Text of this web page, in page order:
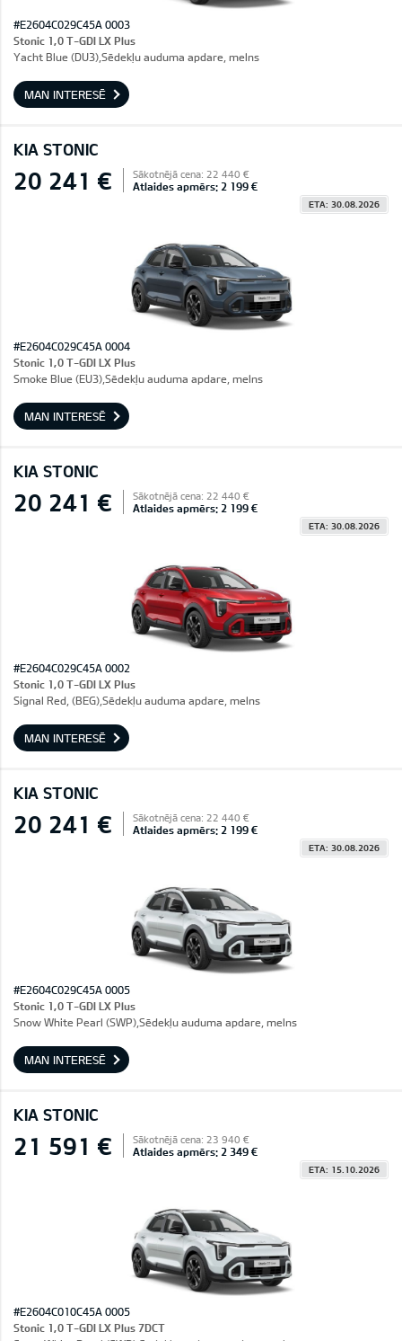
#E2604C029C45A 0003
Stonic 1,0 T-GDI LX Plus
Yacht Blue (DU3),Sēdekļu auduma apdare, melns
MAN INTERESĒ
KIA STONIC
20 241 € Sākotnējā cena: 22 440 €
Atlaides apmērs: 2 199 €
ETA: 30.08.2026
#E2604C029C45A 0004
Stonic 1,0 T-GDI LX Plus
Smoke Blue (EU3),Sēdekļu auduma apdare, melns
MAN INTERESĒ
KIA STONIC
20 241 € Sākotnējā cena: 22 440 €
Atlaides apmērs: 2 199 €
ETA: 30.08.2026
#E2604C029C45A 0002
Stonic 1,0 T-GDI LX Plus
Signal Red, (BEG),Sēdekļu auduma apdare, melns
MAN INTERESĒ
KIA STONIC
20 241 € Sākotnējā cena: 22 440 €
Atlaides apmērs: 2 199 €
ETA: 30.08.2026
#E2604C029C45A 0005
Stonic 1,0 T-GDI LX Plus
Snow White Pearl (SWP),Sēdekļu auduma apdare, melns
MAN INTERESĒ
KIA STONIC
21 591 € Sākotnējā cena: 23 940 €
Atlaides apmērs: 2 349 €
ETA: 15.10.2026
#E2604C010C45A 0005
Stonic 1,0 T-GDI LX Plus 7DCT